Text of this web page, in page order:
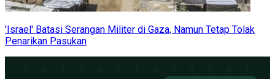
'Israel' Batasi Serangan Militer di Gaza, Namun Tetap Tolak
Penarikan Pasukan